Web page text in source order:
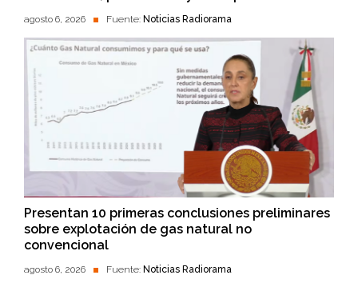
agosto 6, 2026 Fuente: Noticias Radiorama
Presentan 10 primeras conclusiones preliminares
sobre explotación de gas natural no
convencional
agosto 6, 2026 Fuente: Noticias Radiorama